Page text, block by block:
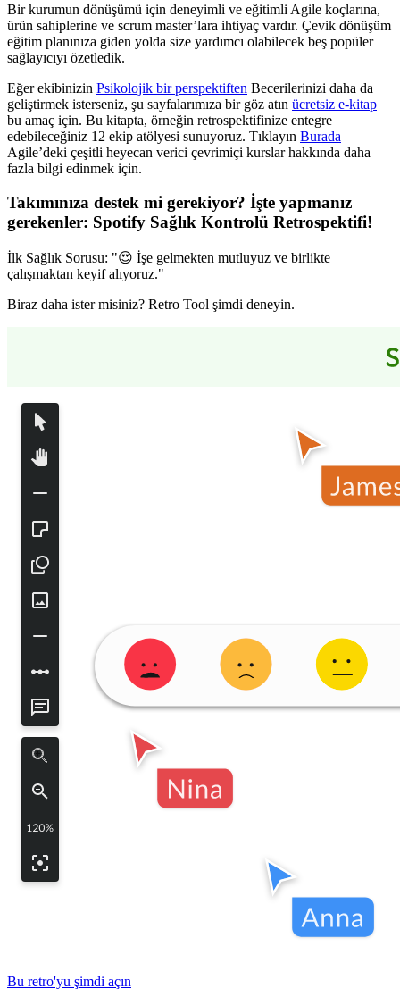
Bir kurumun dönüşümü için deneyimli ve eğitimli Agile koçlarına,
ürün sahiplerine ve scrum master’lara ihtiyaç vardır. Çevik dönüşüm
eğitim planınıza giden yolda size yardımcı olabilecek beş popüler
sağlayıcıyı özetledik.
Eğer ekibinizin Psikolojik bir perspektiften Becerilerinizi daha da
geliştirmek isterseniz, şu sayfalarımıza bir göz atın ücretsiz e-kitap
bu amaç için. Bu kitapta, örneğin retrospektifinize entegre
edebileceğiniz 12 ekip atölyesi sunuyoruz. Tıklayın Burada
Agile’deki çeşitli heyecan verici çevrimiçi kurslar hakkında daha
fazla bilgi edinmek için.
Takımınıza destek mi gerekiyor? İşte yapmanız
gerekenler: Spotify Sağlık Kontrolü Retrospektifi!
İlk Sağlık Sorusu: "😍 İşe gelmekten mutluyuz ve birlikte
çalışmaktan keyif alıyoruz."
Biraz daha ister misiniz? Retro Tool şimdi deneyin.
Bu retro'yu şimdi açın